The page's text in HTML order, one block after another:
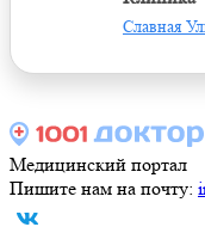
Славная
Медицинский портал
Пишите нам на почту: